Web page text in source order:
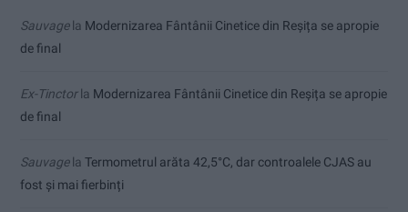
Sauvagela Modernizarea Fântânii Cinetice din Reșița se apropie
de final
Ex-Tinctorla Modernizarea Fântânii Cinetice din Reșița se apropie
de final
Sauvagela Termometrul arăta 42,5°C, dar controalele CJAS au
fost și mai fierbinți